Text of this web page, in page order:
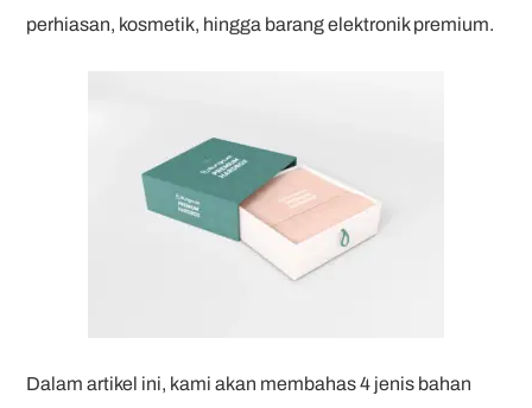
perhiasan, kosmetik, hingga barang elektronik premium.
Dalam artikel ini, kami akan membahas 4 jenis bahan